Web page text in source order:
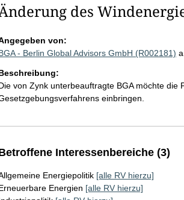
des
von:
- Berlin Global Advisors GmbH (R002181)
von Zynk unterbeauftragte BGA möchte die
einbringen.
Interessenbereiche (3)
Energiepolitik [alle RV hierzu]
Energien [alle RV hierzu]